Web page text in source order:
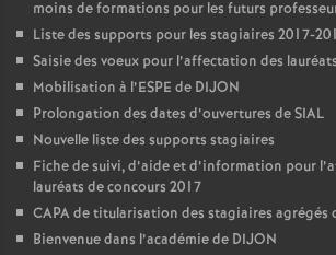
moins de formations pour les futurs
Liste des supports pour les stagiaires 2017-
Saisie des voeux pour l’affectation des
Mobilisation à l’ESPE de DIJON
Prolongation des dates d’ouvertures de SIAL
Nouvelle liste des supports stagiaires
Fiche de suivi, d’aide et d’information pour
lauréats de concours 2017
CAPA de titularisation des stagiaires agrégés
Bienvenue dans l’académie de DIJON